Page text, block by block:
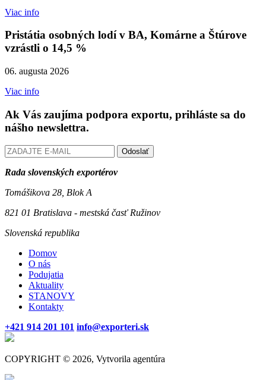
Viac info
Pristátia osobných lodí v BA, Komárne a Štúrove
vzrástli o 14,5 %
06. augusta 2026
Viac info
Ak Vás zaujíma podpora exportu, prihláste sa do
nášho newslettra.
Odoslať
Rada slovenských exportérov
Tomášikova 28, Blok A
821 01 Bratislava - mestská časť Ružinov
Slovenská republika
Domov
O nás
Podujatia
Aktuality
STANOVY
Kontakty
+421 914 201 101 info@exporteri.sk
COPYRIGHT © 2026, Vytvorila agentúra